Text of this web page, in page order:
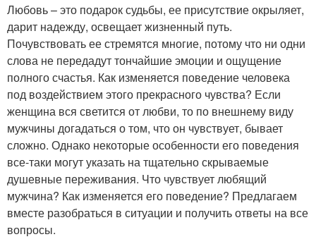
Любовь – это подарок судьбы, ее присутствие окрыляет,
дарит надежду, освещает жизненный путь.
Почувствовать ее стремятся многие, потому что ни одни
слова не передадут тончайшие эмоции и ощущение
полного счастья. Как изменяется поведение человека
под воздействием этого прекрасного чувства? Если
женщина вся светится от любви, то по внешнему виду
мужчины догадаться о том, что он чувствует, бывает
сложно. Однако некоторые особенности его поведения
все-таки могут указать на тщательно скрываемые
душевные переживания. Что чувствует любящий
мужчина? Как изменяется его поведение? Предлагаем
вместе разобраться в ситуации и получить ответы на все
вопросы.